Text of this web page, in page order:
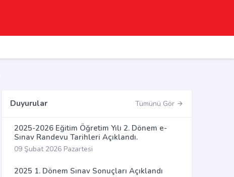
Duyurular Tümünü Gör
2025-2026 Eğitim Öğretim Yılı 2. Dönem e-
Sınav Randevu Tarihleri Açıklandı.
09 Şubat 2026 Pazartesi
2025 1. Dönem Sınav Sonuçları Açıklandı